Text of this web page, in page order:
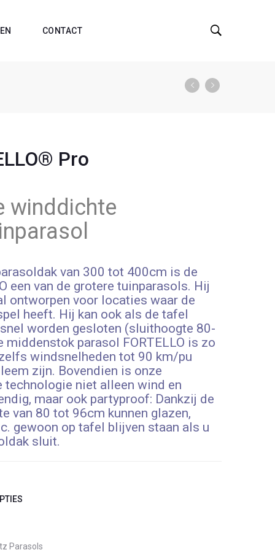
CONTACT
Pro
winddichte
van 300 tot 400cm is de
een van de grotere tuinparasols. Hij
ontworpen voor locaties waar de
heeft. Hij kan ook als de tafel
worden gesloten (sluithoogte 80-
middenstok parasol FORTELLO is zo
windsnelheden tot 90 km/pu
zijn. Bovendien is onze
technologie niet alleen wind en
maar ook partyproof: Dankzij de
van 80 tot 96cm kunnen glazen,
gewoon op tafel blijven staan als u
sluit.
Parasols